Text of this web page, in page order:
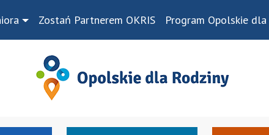
Zostań Partnerem OKRIS Program Opolskie dla